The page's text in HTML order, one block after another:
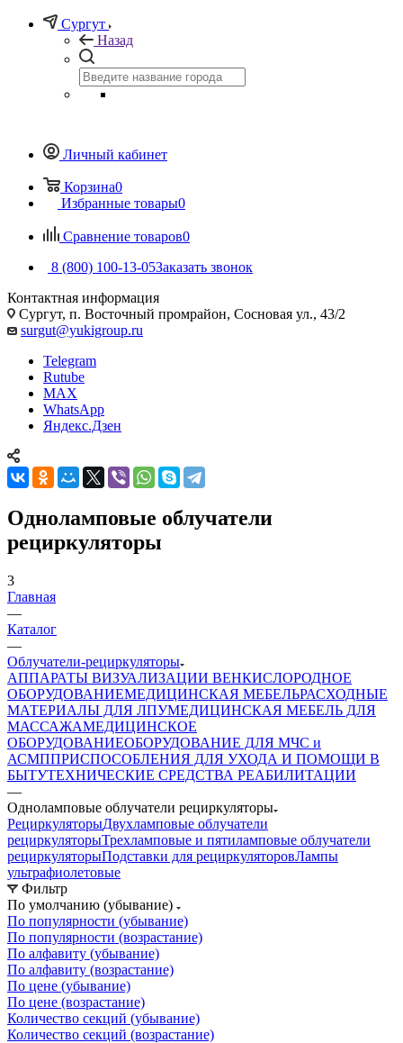
Сургут
Назад
Личный кабинет
Корзина0
Избранные товары0
Сравнение товаров0
8 (800) 100-13-05Заказать звонок
Контактная информация
Сургут, п. Восточный промрайон, Сосновая ул., 43/2
surgut@yukigroup.ru
Telegram
Rutube
MAX
WhatsApp
Яндекс.Дзен
Одноламповые облучатели
рециркуляторы
3
Главная
—
Каталог
—
Облучатели-рециркуляторы
АППАРАТЫ ВИЗУАЛИЗАЦИИ ВЕНКИСЛОРОДНОЕ
ОБОРУДОВАНИЕМЕДИЦИНСКАЯ МЕБЕЛЬРАСХОДНЫЕ
МАТЕРИАЛЫ ДЛЯ ЛПУМЕДИЦИНСКАЯ МЕБЕЛЬ ДЛЯ
МАССАЖАМЕДИЦИНСКОЕ
ОБОРУДОВАНИЕОБОРУДОВАНИЕ ДЛЯ МЧС и
АСМППРИСПОСОБЛЕНИЯ ДЛЯ УХОДА И ПОМОЩИ В
БЫТУТЕХНИЧЕСКИЕ СРЕДСТВА РЕАБИЛИТАЦИИ
—
Одноламповые облучатели рециркуляторы
РециркуляторыДвухламповые облучатели
рециркуляторыТрехламповые и пятиламповые облучатели
рециркуляторыПодставки для рециркуляторовЛампы
ультрафиолетовые
Фильтр
По умолчанию (убывание)
По популярности (убывание)
По популярности (возрастание)
По алфавиту (убывание)
По алфавиту (возрастание)
По цене (убывание)
По цене (возрастание)
Количество секций (убывание)
Количество секций (возрастание)